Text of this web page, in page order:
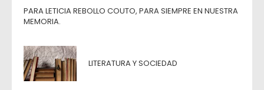
PARA LETICIA REBOLLO COUTO, PARA SIEMPRE EN NUESTRA
MEMORIA.
LITERATURA Y SOCIEDAD